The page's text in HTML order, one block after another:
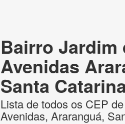
Bairro Jardim
Avenidas
Santa
Lista de todos os CEP
Avenidas, Araranguá,